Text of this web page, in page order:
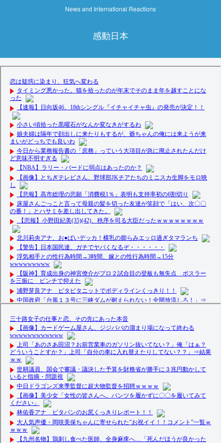
News and International Reactions
感動日本